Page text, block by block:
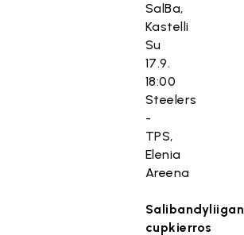
SalBa,
Kastelli
Su
17.9.
18:00
Steelers
-
TPS,
Elenia
Areena
Salibandyliigan
cupkierros